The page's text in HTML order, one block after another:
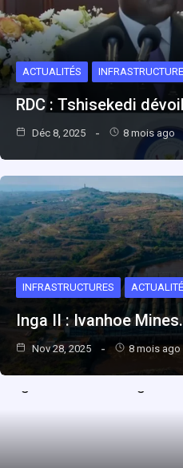
ACTUALITÉS
RDC : Tshisekedi
Déc 8, 2025 8 mois ago
INFRASTRUCTURES
Inga II : Ivanhoe
Nov 28, 2025 8 mois ago